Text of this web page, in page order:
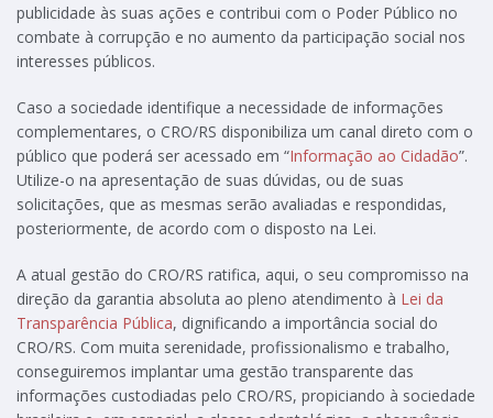
publicidade às suas ações e contribui com o Poder Público no
combate à corrupção e no aumento da participação social nos
interesses públicos.
Caso a sociedade identifique a necessidade de informações
complementares, o CRO/RS disponibiliza um canal direto com o
público que poderá ser acessado em “Informação ao Cidadão”.
Utilize-o na apresentação de suas dúvidas, ou de suas
solicitações, que as mesmas serão avaliadas e respondidas,
posteriormente, de acordo com o disposto na Lei.
A atual gestão do CRO/RS ratifica, aqui, o seu compromisso na
direção da garantia absoluta ao pleno atendimento à Lei da
Transparência Pública, dignificando a importância social do
CRO/RS. Com muita serenidade, profissionalismo e trabalho,
conseguiremos implantar uma gestão transparente das
informações custodiadas pelo CRO/RS, propiciando à sociedade